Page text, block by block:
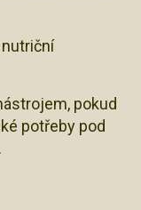
pokud
potřeby pod